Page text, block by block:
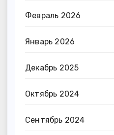
Февраль 2026
Январь 2026
Декабрь 2025
Октябрь 2024
Сентябрь 2024